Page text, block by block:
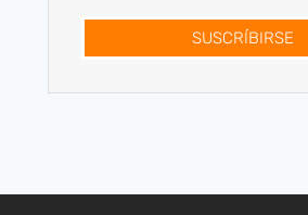
SUSCRÍBIRSE